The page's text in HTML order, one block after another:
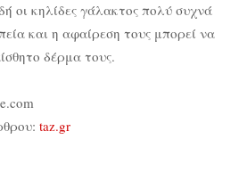
οι κηλίδες γάλακτος πολύ συχνά
και η αφαίρεση τους μπορεί να
δέρμα τους.
taz.gr